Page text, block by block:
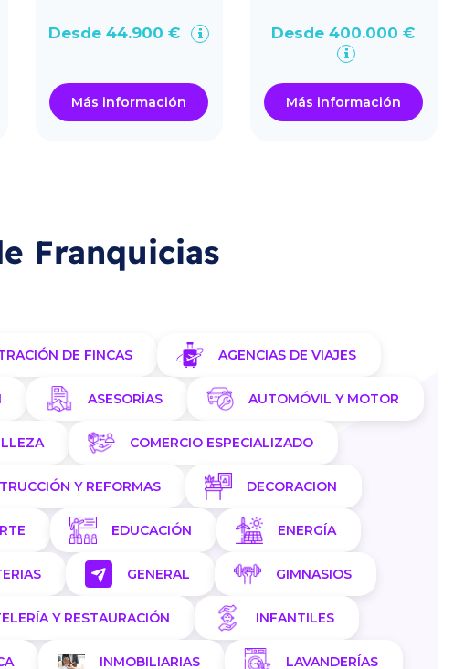
Desde 44.900 €
Más información
Desde 400.000 €
Más información
Franquicias
DE FINCAS AGENCIAS DE VIAJES
ASESORÍAS AUTOMÓVIL Y MOTOR
COMERCIO ESPECIALIZADO
Y REFORMAS DECORACION
EDUCACIÓN ENERGÍA
GENERAL GIMNASIOS
Y RESTAURACIÓN INFANTILES
INMOBILIARIAS LAVANDERÍAS